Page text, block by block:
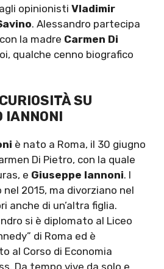
opinionisti Vladimir
. Alessandro partecipa
la madre Carmen Di
qualche cenno biografico
SU
IANNONI
è nato a Roma, il 30 giugno
Di Pietro, con la quale
e Giuseppe Iannoni. I
2015, ma divorziano nel
anche di un’altra figlia.
si è diplomato al Liceo
di Roma ed è
al Corso di Economia